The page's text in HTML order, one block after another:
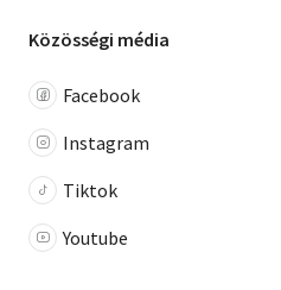
Közösségi média
Facebook
Instagram
Tiktok
Youtube